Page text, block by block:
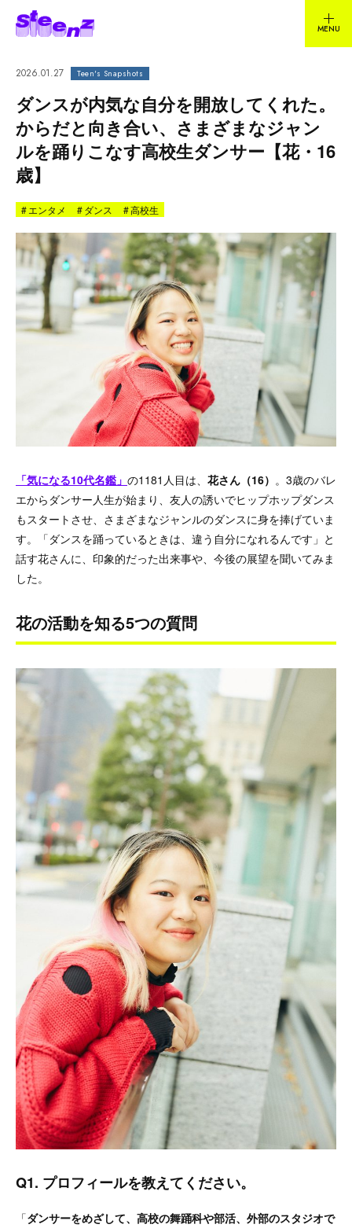
2026.01.27 Teen's Snapshots
ダンスが内気な自分を開放してくれた。
からだと向き合い、さまざまなジャン
ルを踊りこなす高校生ダンサー【花・16
歳】
#エンタメ #ダンス #高校生
「気になる10代名鑑」 の1181人目は、 花さん（16） 。3歳のバレ
エからダンサー人生が始まり、友人の誘いでヒップホップダンス
もスタートさせ、さまざまなジャンルのダンスに身を捧げていま
す。「ダンスを踊っているときは、違う自分になれるんです」と
話す花さんに、印象的だった出来事や、今後の展望を聞いてみま
した。
花の活動を知る5つの質問
Q1. プロフィールを教えてください。
「ダンサーをめざして、高校の舞踊科や部活、外部のスタジオで